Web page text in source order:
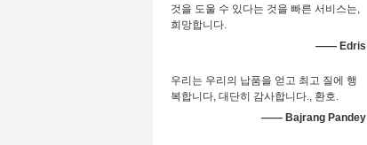
것을 도울 수 있다는 것을 빠른 서비스는,
희망합니다.
—— Edris
우리는 우리의 납품을 얻고 최고 질에 행
복합니다, 대단히 감사합니다., 환호.
—— Bajrang Pandey